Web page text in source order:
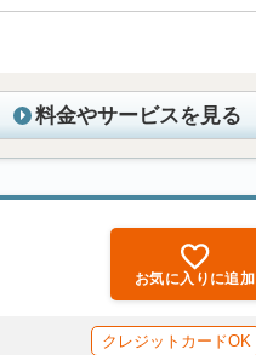
料金やサービスを見る
お気に入りに追加
クレジットカードOK